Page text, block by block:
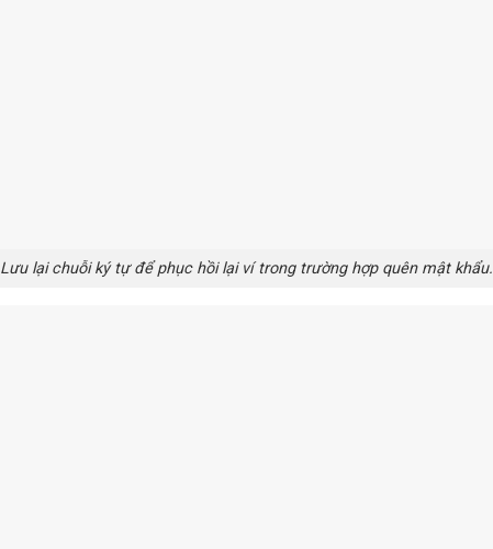
Lưu lại chuỗi ký tự để phục hồi lại ví trong trường hợp quên mật khẩu.